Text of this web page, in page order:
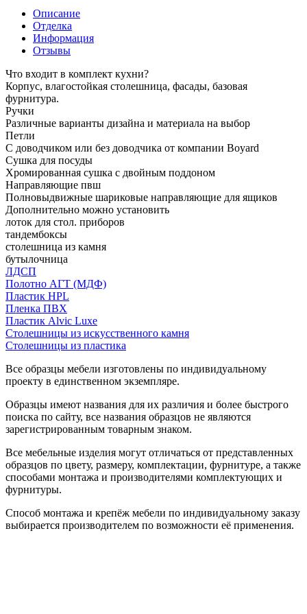
Описание
Отделка
Информация
Отзывы
Что входит в комплект кухни?
Корпус, влагостойкая столешница, фасады, базовая
фурнитура.
Ручки
Различные варианты дизайна и материала на выбор
Петли
С доводчиком или без доводчика от компании Boyard
Сушка для посуды
Хромированная сушка с двойным поддоном
Направляющие пвш
Полновыдвижные шариковые направляющие для ящиков
Дополнительно можно установить
лоток для стол. приборов
тандембоксы
столешница из камня
бутылочница
ЛДСП
Полотно АГТ (МДФ)
Пластик HPL
Пленка ПВХ
Пластик Alvic Luxe
Столешницы из искусственного камня
Столешницы из пластика
Все образцы мебели изготовлены по индивидуальному
проекту в единственном экземпляре.
Образцы имеют названия для их различия и более быстрого
поиска по сайту, все названия образцов не являются
зарегистрированным товарным знаком.
Все мебельные изделия могут отличаться от представленных
образцов по цвету, размеру, комплектации, фурнитуре, а также
способами монтажа и производителями комплектующих и
фурнитуры.
Способ монтажа и крепёж мебели по индивидуальному заказу
выбирается производителем по возможности её применения.